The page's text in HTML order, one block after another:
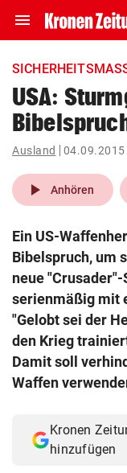
menu Navigation
ein-/
account_circle Anmelden
pin_drop
Wien
search
Suchbegriff
eingeben
© Krone Multimedia
Muthgasse 2, 1190
USA:
Ausland 04.09.2015
play_arrow Anhören
Ein US-
Bibelspruch, um
neue
serienmäßig mit
"Gelobt sei der
den Krieg
Damit soll
Waffen
Kronen
hinzufügen